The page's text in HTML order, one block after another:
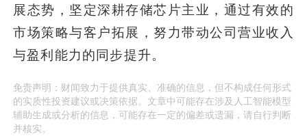
展态势，坚定深耕存储芯片主业，通过有效的
市场策略与客户拓展，努力带动公司营业收入
与盈利能力的同步提升。
免责声明：财闻致力于提供真实、准确的信息，但不构成任何形式
的实质性投资建议或决策依据。文章中可能存在涉及人工智能模型
辅助生成或分析的信息，可能存在一定的偏差或遗漏，请自行判断
并核实。